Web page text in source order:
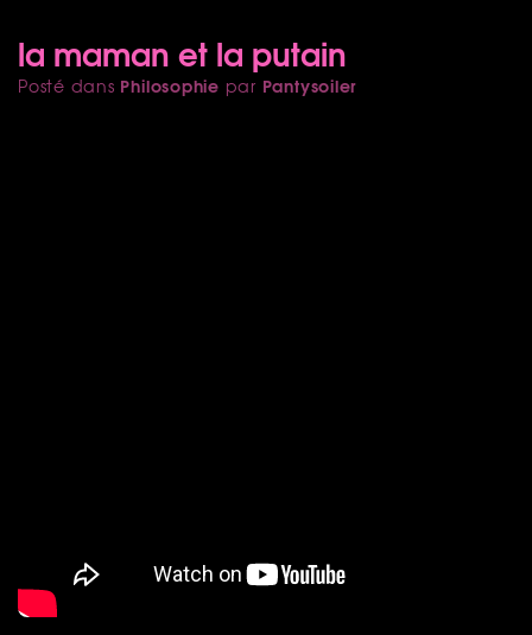
la maman et la putain
Posté dans Philosophie par Pantysoiler